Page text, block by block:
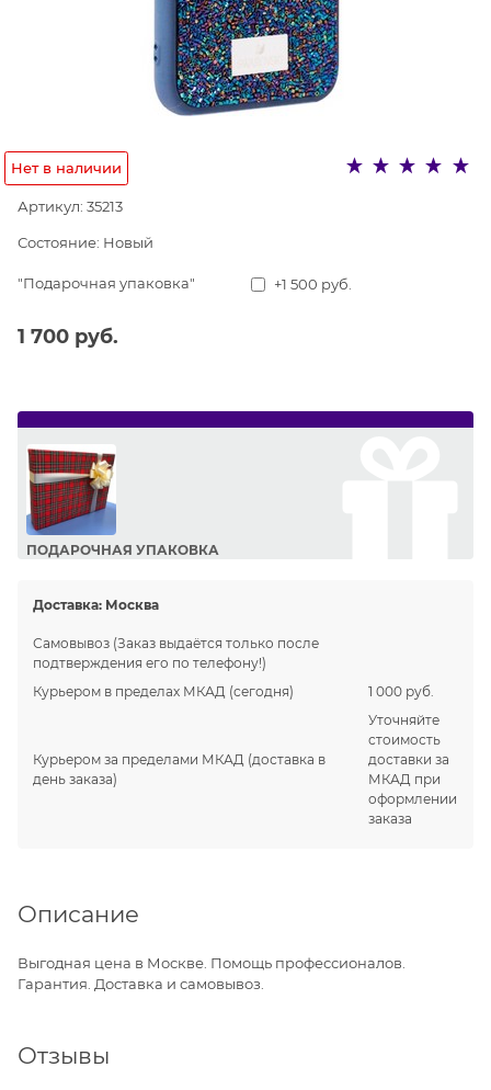
Нет в наличии
Артикул: 35213
Состояние: Новый
"Подарочная упаковка" +1 500 руб.
1 700 руб.
ПОДАРОЧНАЯ УПАКОВКА
Доставка: Москва
Самовывоз (Заказ выдаётся только после
подтверждения его по телефону!)
Курьером в пределах МКАД (сегодня) 1 000 руб.
Курьером за пределами МКАД (доставка в
день заказа)
Уточняйте
стоимость
доставки за
МКАД при
оформлении
заказа
Описание
Выгодная цена в Москве. Помощь профессионалов.
Гарантия. Доставка и самовывоз.
Отзывы